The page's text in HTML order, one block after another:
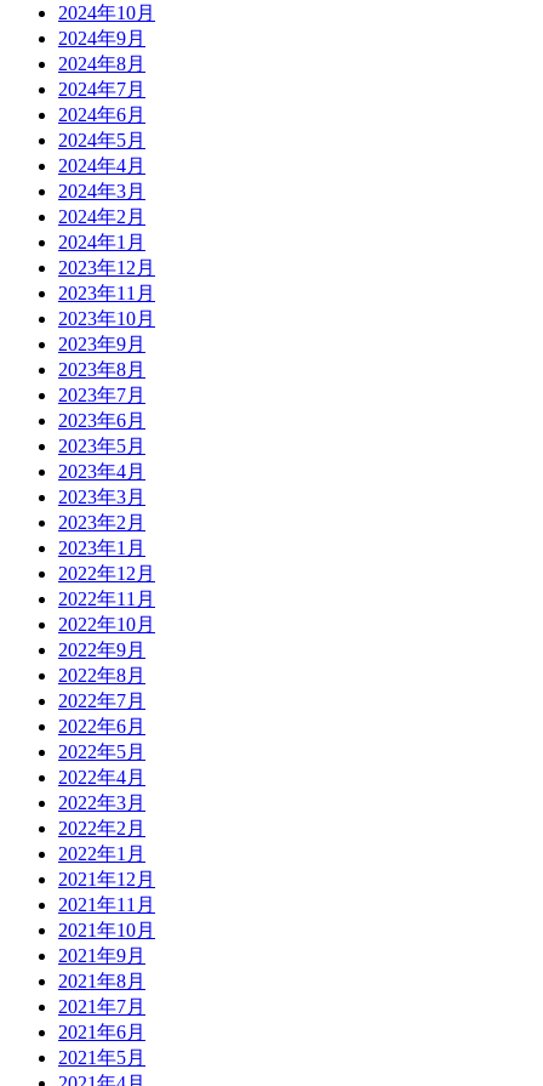
2024年10月
2024年9月
2024年8月
2024年7月
2024年6月
2024年5月
2024年4月
2024年3月
2024年2月
2024年1月
2023年12月
2023年11月
2023年10月
2023年9月
2023年8月
2023年7月
2023年6月
2023年5月
2023年4月
2023年3月
2023年2月
2023年1月
2022年12月
2022年11月
2022年10月
2022年9月
2022年8月
2022年7月
2022年6月
2022年5月
2022年4月
2022年3月
2022年2月
2022年1月
2021年12月
2021年11月
2021年10月
2021年9月
2021年8月
2021年7月
2021年6月
2021年5月